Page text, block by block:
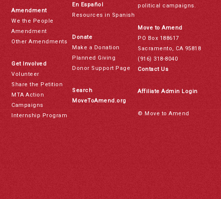
Amendment
We the People
Amendment
Other Amendments
Get Involved
Volunteer
Share the Petition
MTA Action
Campaigns
Internship Program
En Español
Resources in Spanish
Donate
Make a Donation
Planned Giving
Donor Support Page
Search
MoveToAmend.org
political campaigns.
Move to Amend
PO Box 188617
Sacramento, CA 95818
(916) 318-8040
Contact Us
Affiliate Admin Login
© Move to Amend